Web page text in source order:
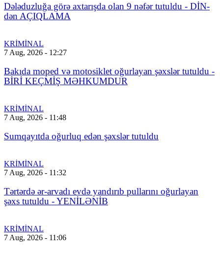
Dələduzluğa görə axtarışda olan 9 nəfər tutuldu - DİN-
dən AÇIQLAMA
KRİMİNAL
7 Aug, 2026 - 12:27
Bakıda moped və motosiklet oğurlayan şəxslər tutuldu -
BİRİ KEÇMİŞ MƏHKUMDUR
KRİMİNAL
7 Aug, 2026 - 11:48
Sumqayıtda oğurluq edən şəxslər tutuldu
KRİMİNAL
7 Aug, 2026 - 11:32
Tərtərdə ər-arvadı evdə yandırıb pullarını oğurlayan
şəxs tutuldu - YENİLƏNİB
KRİMİNAL
7 Aug, 2026 - 11:06